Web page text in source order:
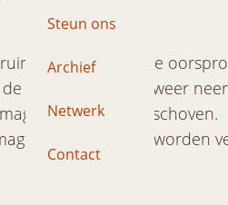
Steun ons
Archief
Netwerk
Contact
moeten in de
stoelen en tafels weer
niet worden verschoven.
niet naar buiten worden